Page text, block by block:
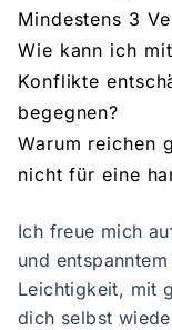
Mindestens 3
Wie kann ich
Konflikte
begegnen?
Warum reichen
nicht für eine
Ich freue mich
und
Leichtigkeit, mit
dich selbst